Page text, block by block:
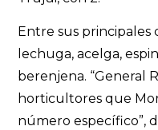
Entre sus principales
lechuga, acelga,
berenjena. “General
horticultores que
número específico”,